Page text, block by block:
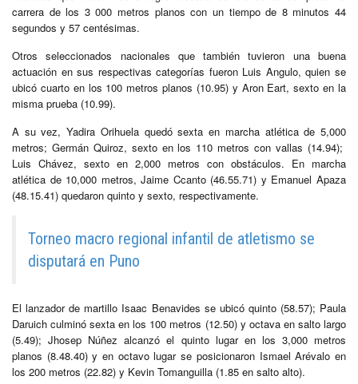
carrera de los 3 000 metros planos con un tiempo de 8 minutos 44
segundos y 57 centésimas.
Otros seleccionados nacionales que también tuvieron una buena
actuación en sus respectivas categorías fueron Luis Angulo, quien se
ubicó cuarto en los 100 metros planos (10.95) y Aron Eart, sexto en la
misma prueba (10.99).
A su vez, Yadira Orihuela quedó sexta en marcha atlética de 5,000
metros; Germán Quiroz, sexto en los 110 metros con vallas (14.94);
Luis Chávez, sexto en 2,000 metros con obstáculos. En marcha
atlética de 10,000 metros, Jaime Ccanto (46.55.71) y Emanuel Apaza
(48.15.41) quedaron quinto y sexto, respectivamente.
Torneo macro regional infantil de atletismo se
disputará en Puno
El lanzador de martillo Isaac Benavides se ubicó quinto (58.57); Paula
Daruich culminó sexta en los 100 metros (12.50) y octava en salto largo
(5.49); Jhosep Núñez alcanzó el quinto lugar en los 3,000 metros
planos (8.48.40) y en octavo lugar se posicionaron Ismael Arévalo en
los 200 metros (22.82) y Kevin Tomanguilla (1.85 en salto alto).